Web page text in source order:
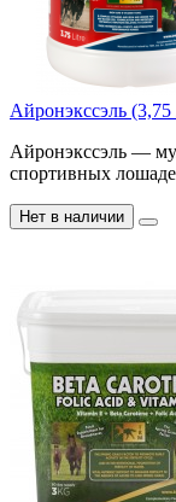
Айронэкссэль (3,75
Айронэкссэль —
спортивных
Нет в наличии